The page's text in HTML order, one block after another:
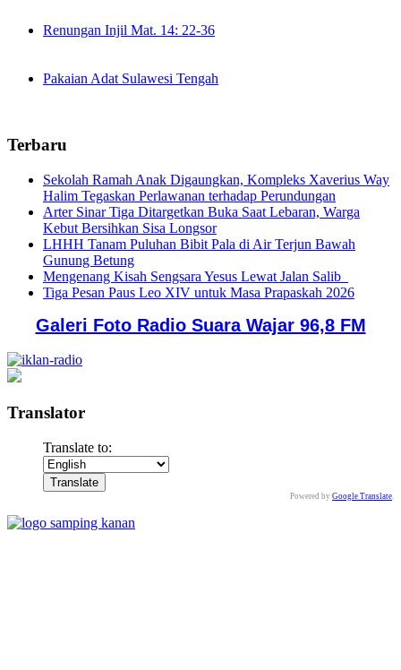
Renungan Injil Mat. 14: 22-36
Pakaian Adat Sulawesi Tengah
Terbaru
Sekolah Ramah Anak Digaungkan, Kompleks Xaverius Way
Halim Tegaskan Perlawanan terhadap Perundungan
Arter Sinar Tiga Ditargetkan Buka Saat Lebaran, Warga
Kebut Bersihkan Sisa Longsor
LHHH Tanam Puluhan Bibit Pala di Air Terjun Bawah
Gunung Betung
Mengenang Kisah Sengsara Yesus Lewat Jalan Salib
Tiga Pesan Paus Leo XIV untuk Masa Prapaskah 2026
Galeri Foto Radio Suara Wajar 96,8 FM
Translator
Translate to:
Powered by Google Translate